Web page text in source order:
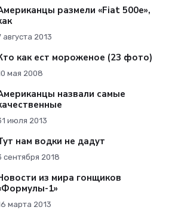
размели «Fiat 500e»,
августа 2013
как ест мороженое (23 фото)
мая 2008
назвали самые
июля 2013
нам водки не дадут
сентября 2018
из мира гонщиков
1»
марта 2013